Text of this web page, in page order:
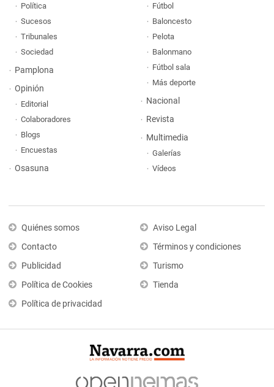
Política
Sucesos
Tribunales
Sociedad
Pamplona
Opinión
Editorial
Colaboradores
Blogs
Encuestas
Osasuna
Fútbol
Baloncesto
Pelota
Balonmano
Fútbol sala
Más deporte
Nacional
Revista
Multimedia
Galerías
Vídeos
Quiénes somos
Contacto
Publicidad
Política de Cookies
Política de privacidad
Aviso Legal
Términos y condiciones
Turismo
Tienda